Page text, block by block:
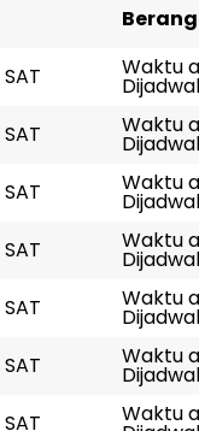
Waktu
Waktu
Waktu
Waktu
Waktu
Waktu
Waktu